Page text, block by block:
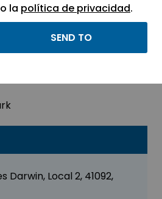
Darwin, Local 2, 41092,
la política de privacidad.